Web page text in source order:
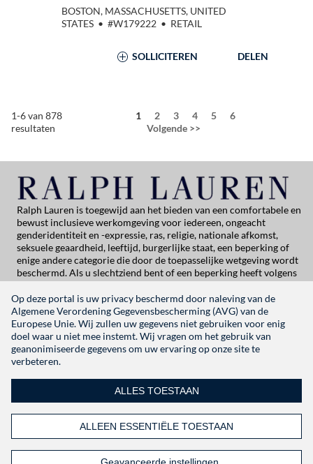
Op deze portal is uw privacy beschermd door naleving van de
Algemene Verordening Gegevensbescherming (AVG) van de
Europese Unie. Wij zullen uw gegevens niet gebruiken voor enig
doel waar u niet mee instemt. Wij vragen om het gebruik van
geanonimiseerde gegevens om uw ervaring op onze site te
verbeteren.
ALLES TOESTAAN
ALLEEN ESSENTIËLE TOESTAAN
BOSTON, MASSACHUSETTS, UNITED
STATES • #W179222 • RETAIL
SOLLICITEREN DELEN
1-6 van 878
resultaten
Pagina
1 2 3 4 5
6
Volgende >>
Ralph Lauren is toegewijd aan het bieden van een comfortabele en
bewust inclusieve werkomgeving voor iedereen, ongeacht
genderidentiteit en -expressie, ras, religie, nationale afkomst,
seksuele geaardheid, leeftijd, burgerlijke staat, een beperking of
enige andere categorie die door de toepasselijke wetgeving wordt
beschermd. Als u slechtziend bent of een beperking heeft volgens
de Americans with Disabilities Act of een vergelijkbare wet, en u
mogelijke aanpassingen met betrekking tot het solliciteren bij
Ralph Lauren wilt bespreken, neem dan contact op met Global
People Practices viaglobalpeoplepractices@ralphlauren.com
Voor alle andere vragen over applicatieondersteuning kunt u
contact opnemen metrl-careersitehelp@ralphlauren.com
Privacyverklaring
Manage Cookie Settings
RALPHLAUREN.COM